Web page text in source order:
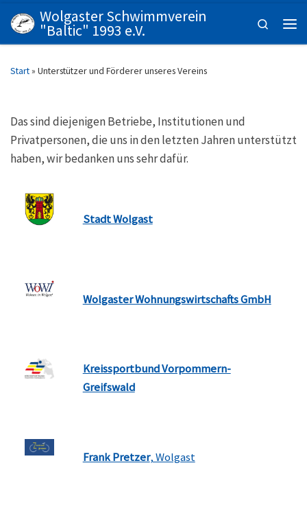
Zum Inhalt springen
Wolgaster Schwimmverein
"Baltic" 1993 e.V.
Search
Start» Unterstützer und Förderer unseres Vereins
Das sind diejenigen Betriebe, Institutionen und
Privatpersonen, die uns in den letzten Jahren unterstützt
haben, wir bedanken uns sehr dafür.
Stadt Wolgast
Wolgaster Wohnungswirtschafts GmbH
Kreissportbund Vorpommern-
Greifswald
Frank Pretzer, Wolgast